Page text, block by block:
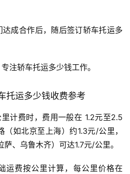
成合作后，随后签订轿车托运多
注轿车托运多少钱工作。
托运多少钱收费参考
计费时，费用一般在 1.2元至2.5
如北京至上海）约1.3元/公里，
、乌鲁木齐）可达1.7元/公里。
运费按公里计算，每公里价格在